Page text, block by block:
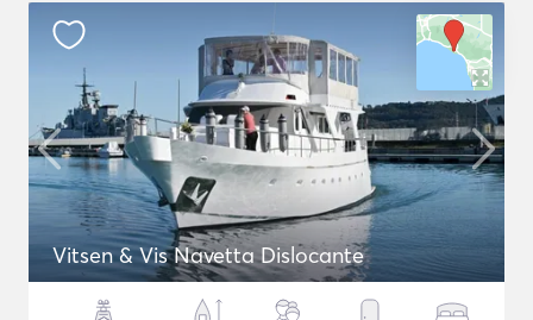
Vitsen & Vis Navetta Dislocante